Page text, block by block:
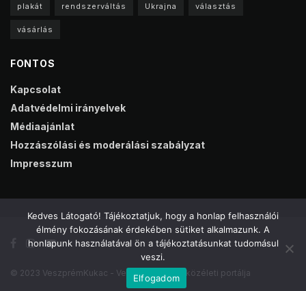
plakát rendszerváltás Ukrajna választás
vásárlás
FONTOS
Kapcsolat
Adatvédelmi irányelvek
Médiaajánlat
Hozzászólási és moderálási szabályzat
Impresszum
© 2023 VeszprémKukac - Veszprém online közéleti portálja
Kedves Látogató! Tájékoztatjuk, hogy a honlap felhasználói
élmény fokozásának érdekében sütiket alkalmazunk. A
honlapunk használatával ön a tájékoztatásunkat tudomásul
veszi.
Elfogadom